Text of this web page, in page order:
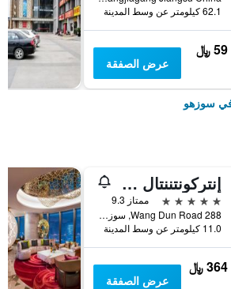
62.1 كيلومتر عن وسط المدينة
59 ﷼
عرض الصفقة
سوزهو
إنتركونتننتال سوتشو باي آيتش جي
5 نجوم
ممتاز 9.3
288 Wang Dun Road, سوزهو, الصين
11.0 كيلومتر عن وسط المدينة
364 ﷼
عرض الصفقة